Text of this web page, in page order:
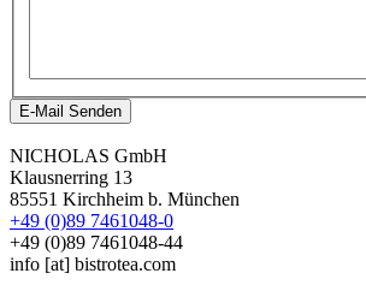
E-Mail Senden
NICHOLAS GmbH
Klausnerring 13
85551 Kirchheim b. München
+49 (0)89 7461048-0
+49 (0)89 7461048-44
info [at] bistrotea.com